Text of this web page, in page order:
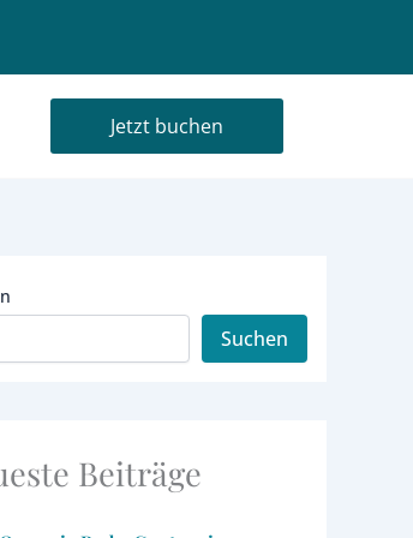
Jetzt buchen
Suchen
Beiträge